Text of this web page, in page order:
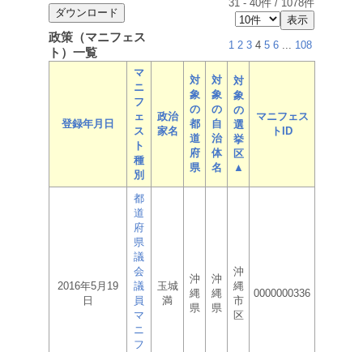
31 - 40件 / 1078件
政策（マニフェス
ト）一覧
1 2 3 4 5 6 ... 108
登録年月日
マ
ニ
フ
ェ
ス
ト
種
別
政治
家名
対
象
の
都
道
府
県
対
象
の
自
治
体
名
対
象
の
選
挙
区
▲
マニフェス
トID
2016年5月19
日
都
道
府
県
議
会
議
員
マ
ニ
フ
玉城
満
沖
縄
県
沖
縄
県
沖
縄
市
区
0000000336